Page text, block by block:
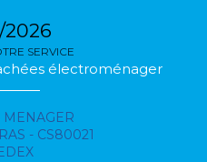
2026
SERVICE
électroménager
- CS80021